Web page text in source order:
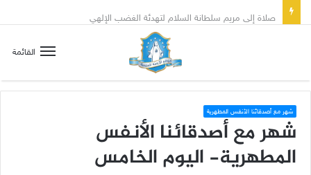
صلاة إلى مريم سلطانة السلام لتهدئة الغضب الإلهي
القائمة
شهر مع أصدقائنا الأنفس المطهرية
شهر مع أصدقائنا الأنفس
المطهرية- اليوم الخامس